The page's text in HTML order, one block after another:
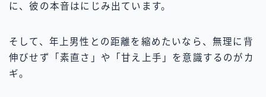
に、彼の本音はにじみ出ています。
そして、年上男性との距離を縮めたいなら、無理に背
伸びせず「素直さ」や「甘え上手」を意識するのがカ
ギ。